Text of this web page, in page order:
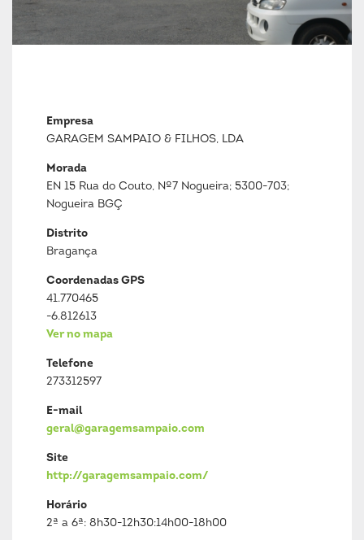
Empresa
GARAGEM SAMPAIO & FILHOS, LDA
Morada
EN 15 Rua do Couto, Nº7 Nogueira; 5300-703;
Nogueira BGÇ
Distrito
Bragança
Coordenadas GPS
41.770465
-6.812613
Ver no mapa
Telefone
273312597
E-mail
geral@garagemsampaio.com
Site
http://garagemsampaio.com/
Horário
2ª a 6ª: 8h30-12h30:14h00-18h00